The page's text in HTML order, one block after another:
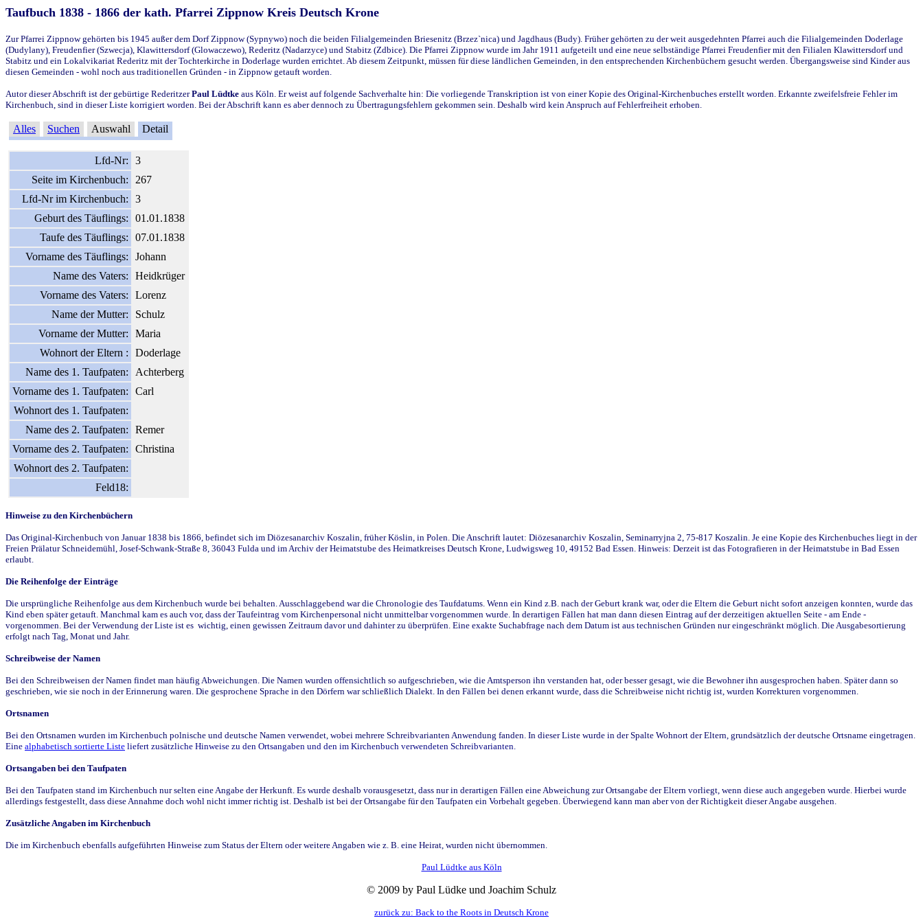
Taufbuch 1838 - 1866 der kath. Pfarrei Zippnow Kreis Deutsch Krone
Zur Pfarrei Zippnow gehörten bis 1945 außer dem Dorf Zippnow (Sypnywo) noch die beiden Filialgemeinden Briesenitz (Brzez`nica) und Jagdhaus (Budy). Früher gehörten zu der weit ausgedehnten Pfarrei auch die Filialgemeinden Doderlage
(Dudylany), Freudenfier (Szwecja), Klawittersdorf (Glowaczewo), Rederitz (Nadarzyce) und Stabitz (Zdbice). Die Pfarrei Zippnow wurde im Jahr 1911 aufgeteilt und eine neue selbständige Pfarrei Freudenfier mit den Filialen Klawittersdorf und
Stabitz und ein Lokalvikariat Rederitz mit der Tochterkirche in Doderlage wurden errichtet. Ab diesem Zeitpunkt, müssen für diese ländlichen Gemeinden, in den entsprechenden Kirchenbüchern gesucht werden. Übergangsweise sind Kinder aus
diesen Gemeinden - wohl noch aus traditionellen Gründen - in Zippnow getauft worden.
Autor dieser Abschrift ist der gebürtige RederitzerPaul Lüdtke aus Köln. Er weist auf folgende Sachverhalte hin: Die vorliegende Transkription ist von einer Kopie des Original-Kirchenbuches erstellt worden. Erkannte zweifelsfreie Fehler im
Kirchenbuch, sind in dieser Liste korrigiert worden. Bei der Abschrift kann es aber dennoch zu Übertragungsfehlern gekommen sein. Deshalb wird kein Anspruch auf Fehlerfreiheit erhoben.
Alles Suchen Auswahl Detail
Lfd-Nr:
3
Seite im Kirchenbuch:
267
Lfd-Nr im Kirchenbuch:
3
Geburt des Täuflings:
01.01.1838
Taufe des Täuflings:
07.01.1838
Vorname des Täuflings:
Johann
Name des Vaters:
Heidkrüger
Vorname des Vaters:
Lorenz
Name der Mutter:
Schulz
Vorname der Mutter:
Maria
Wohnort der Eltern :
Doderlage
Name des 1. Taufpaten:
Achterberg
Vorname des 1. Taufpaten:
Carl
Wohnort des 1. Taufpaten:
Name des 2. Taufpaten:
Remer
Vorname des 2. Taufpaten:
Christina
Wohnort des 2. Taufpaten:
Feld18:
Hinweise zu den Kirchenbüchern
Das Original-Kirchenbuch von Januar 1838 bis 1866, befindet sich im Diözesanarchiv Koszalin, früher Köslin, in Polen. Die Anschrift lautet: Diözesanarchiv Koszalin, Seminarryjna 2, 75-817 Koszalin. Je eine Kopie des Kirchenbuches liegt in der
Freien Prälatur Schneidemühl, Josef-Schwank-Straße 8, 36043 Fulda und im Archiv der Heimatstube des Heimatkreises Deutsch Krone, Ludwigsweg 10, 49152 Bad Essen. Hinweis: Derzeit ist das Fotografieren in der Heimatstube in Bad Essen
erlaubt.
Die Reihenfolge der Einträge
Die ursprüngliche Reihenfolge aus dem Kirchenbuch wurde bei behalten. Ausschlaggebend war die Chronologie des Taufdatums. Wenn ein Kind z.B. nach der Geburt krank war, oder die Eltern die Geburt nicht sofort anzeigen konnten, wurde das
Kind eben später getauft. Manchmal kam es auch vor, dass der Taufeintrag vom Kirchenpersonal nicht unmittelbar vorgenommen wurde. In derartigen Fällen hat man dann diesen Eintrag auf der derzeitigen aktuellen Seite - am Ende -
vorgenommen. Bei der Verwendung der Liste ist es wichtig, einen gewissen Zeitraum davor und dahinter zu überprüfen. Eine exakte Suchabfrage nach dem Datum ist aus technischen Gründen nur eingeschränkt möglich. Die Ausgabesortierung
erfolgt nach Tag, Monat und Jahr.
Schreibweise der Namen
Bei den Schreibweisen der Namen findet man häufig Abweichungen. Die Namen wurden offensichtlich so aufgeschrieben, wie die Amtsperson ihn verstanden hat, oder besser gesagt, wie die Bewohner ihn ausgesprochen haben. Später dann so
geschrieben, wie sie noch in der Erinnerung waren. Die gesprochene Sprache in den Dörfern war schließlich Dialekt. In den Fällen bei denen erkannt wurde, dass die Schreibweise nicht richtig ist, wurden Korrekturen vorgenommen.
Ortsnamen
Bei den Ortsnamen wurden im Kirchenbuch polnische und deutsche Namen verwendet, wobei mehrere Schreibvarianten Anwendung fanden. In dieser Liste wurde in der Spalte Wohnort der Eltern, grundsätzlich der deutsche Ortsname eingetragen.
Eine alphabetisch sortierte Liste liefert zusätzliche Hinweise zu den Ortsangaben und den im Kirchenbuch verwendeten Schreibvarianten.
Ortsangaben bei den Taufpaten
Bei den Taufpaten stand im Kirchenbuch nur selten eine Angabe der Herkunft. Es wurde deshalb vorausgesetzt, dass nur in derartigen Fällen eine Abweichung zur Ortsangabe der Eltern vorliegt, wenn diese auch angegeben wurde. Hierbei wurde
allerdings festgestellt, dass diese Annahme doch wohl nicht immer richtig ist. Deshalb ist bei der Ortsangabe für den Taufpaten ein Vorbehalt gegeben. Überwiegend kann man aber von der Richtigkeit dieser Angabe ausgehen.
Zusätzliche Angaben im Kirchenbuch
Die im Kirchenbuch ebenfalls aufgeführten Hinweise zum Status der Eltern oder weitere Angaben wie z. B. eine Heirat, wurden nicht übernommen.
Paul Lüdtke aus Köln
© 2009 by Paul Lüdke und Joachim Schulz
zurück zu: Back to the Roots in Deutsch Krone